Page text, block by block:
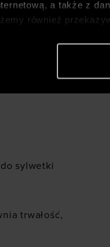
a także z
również
informacje
Armour i jest
po bokach.
UA
sylwetki
trwałość,